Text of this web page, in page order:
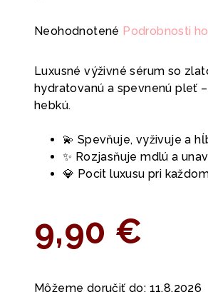
Priemerné
produktu
je
0,0
hviezdičiek.
Neohodnotené Podrobnosti
Luxusné výživné sérum so
hydratovanú a spevnenú pleť
hebkú.
💫 Spevňuje, vyživuje a
✨ Rozjasňuje mdlú a
💎 Pocit luxusu pri
9,90 €
cena:
Môžeme doručiť do: 11.8.2026